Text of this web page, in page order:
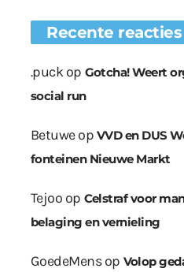
Recente reacties
.puckop Gotcha! Weert
social run
Betuweop VVD en DUS
fonteinen Nieuwe Markt
Tejoo op Celstraf voor
belaging en vernieling
GoedeMensop Volop